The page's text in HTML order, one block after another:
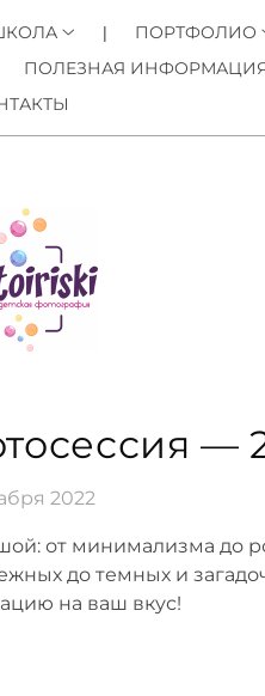
ПОРТФОЛИО
ПОЛЕЗНАЯ
—
2022
от минимализма до
до темных и
на ваш вкус!